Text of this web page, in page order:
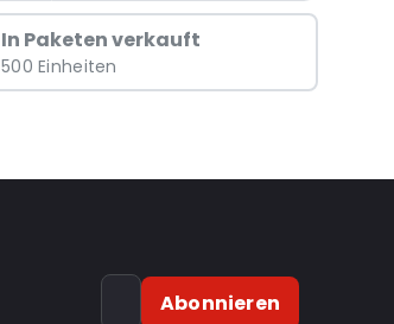
In Paketen verkauft
500 Einheiten
Abonnieren